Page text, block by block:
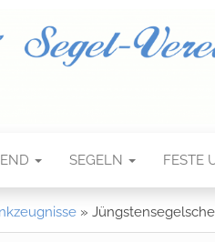
SEGELN FESTE
»